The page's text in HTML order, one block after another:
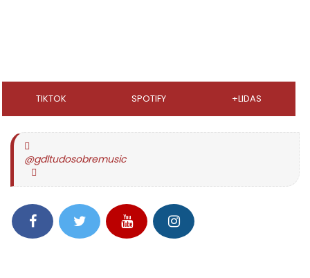
TIKTOK SPOTIFY +LIDAS
@gdltudosobremusic